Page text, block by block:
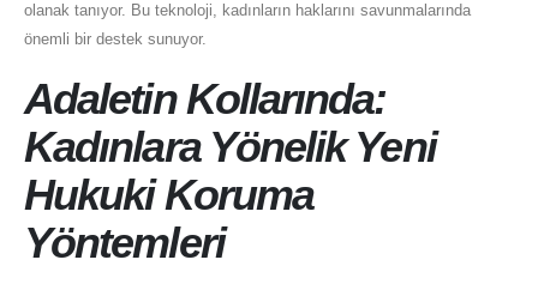
olanak tanıyor. Bu teknoloji, kadınların haklarını savunmalarında
önemli bir destek sunuyor.
Adaletin Kollarında:
Kadınlara Yönelik Yeni
Hukuki Koruma
Yöntemleri